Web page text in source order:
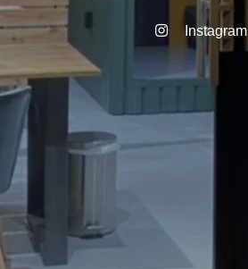
Instagram